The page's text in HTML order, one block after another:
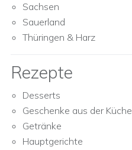
Sachsen
Sauerland
Thüringen & Harz
Rezepte
Desserts
Geschenke aus der Küche
Getränke
Hauptgerichte